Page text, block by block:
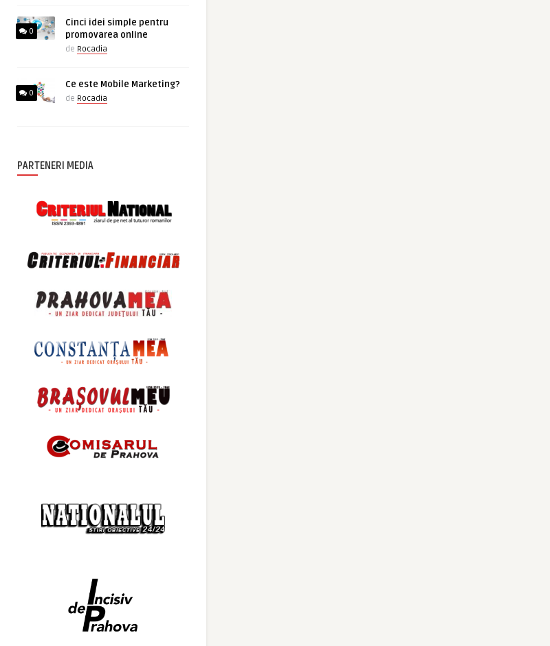
0
Cinci idei simple pentru
promovarea online
de Rocadia
0
Ce este Mobile Marketing?
de Rocadia
PARTENERI MEDIA